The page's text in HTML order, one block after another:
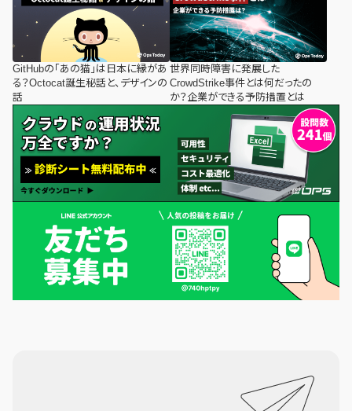
GitHubの「あの猫」は日本に縁があ
る？Octocat誕生秘話と、デザインの
話
世界同時障害に発展した
CrowdStrike事件とは何だったの
か？企業ができる予防措置とは